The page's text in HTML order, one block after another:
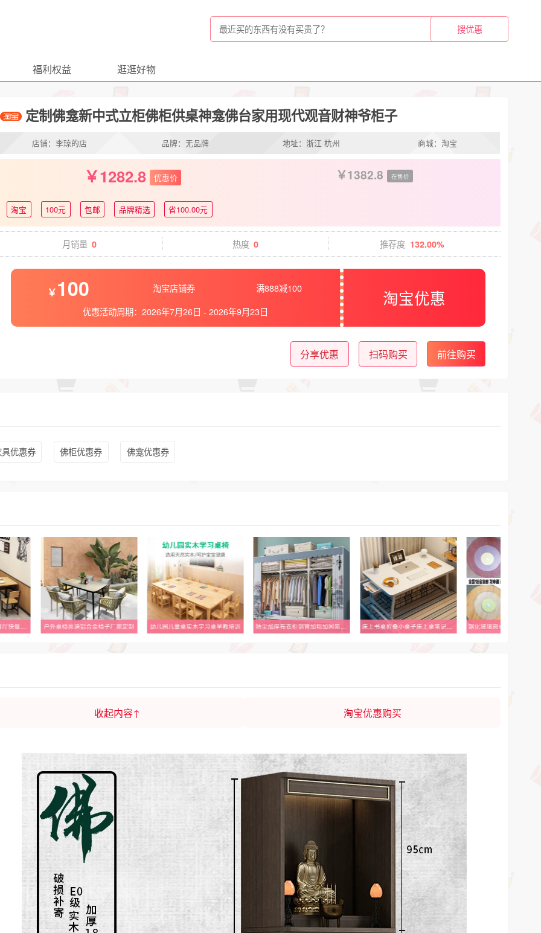
福利权益 逛逛好物
定制佛龛新中式立柜佛柜供桌神龛佛台家用现代观音财神爷柜子
店铺：李琼的店 品牌：无品牌 地址：浙江 杭州 商城：淘宝
1282.8 优惠价 1382.8 在售价
淘宝 100元 包邮 品牌精选 省100.00元
月销量 0 热度 0 推荐度 132.00%
100 淘宝店铺券
满888减100
优惠活动周期： 2026年7月26日 - 2026年9月23日
淘宝优惠
分享优惠 扫码购买 前往购买
优惠券 佛柜优惠券 佛龛优惠券
桌子餐饮商用小吃面馆餐厅快餐店专用桌椅组合简易长方形饭店餐桌 户外桌椅亮迪铝合金椅子厂家定制 幼儿园儿童桌实木学习桌早教培训 防尘加厚布衣柜钢管加粗加固简易衣帽架全钢架出租房用收纳挂衣橱 床上书桌折叠小桌子床上桌笔记本膝上桌床上电脑桌出租屋吃饭桌子
收起内容↑ 淘宝优惠购买